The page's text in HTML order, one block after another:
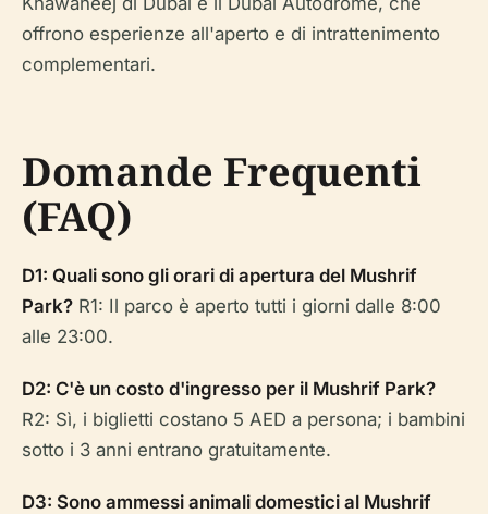
offrono esperienze all'aperto e di intrattenimento
complementari.
Domande Frequenti
(FAQ)
D1: Quali sono gli orari di apertura del Mushrif
Park? R1: Il parco è aperto tutti i giorni dalle 8:00
alle 23:00.
D2: C'è un costo d'ingresso per il Mushrif Park?
R2: Sì, i biglietti costano 5 AED a persona; i bambini
sotto i 3 anni entrano gratuitamente.
D3: Sono ammessi animali domestici al Mushrif